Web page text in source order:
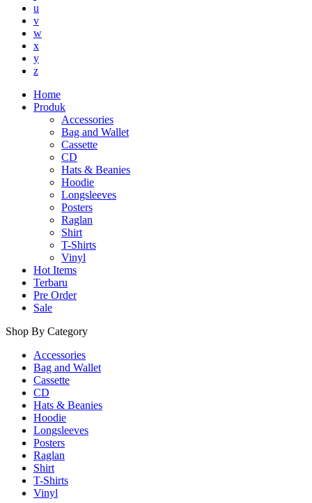
u
v
w
x
y
z
Home
Produk
Accessories
Bag and Wallet
Cassette
CD
Hats & Beanies
Hoodie
Longsleeves
Posters
Raglan
Shirt
T-Shirts
Vinyl
Hot Items
Terbaru
Pre Order
Sale
Shop By Category
Accessories
Bag and Wallet
Cassette
CD
Hats & Beanies
Hoodie
Longsleeves
Posters
Raglan
Shirt
T-Shirts
Vinyl